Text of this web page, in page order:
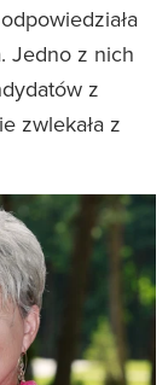
Jedno z nich
z
zwlekała z